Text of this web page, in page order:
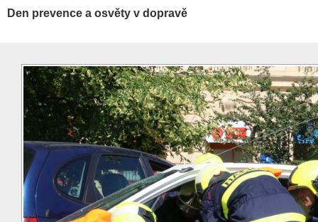
Den prevence a osvěty v dopravě